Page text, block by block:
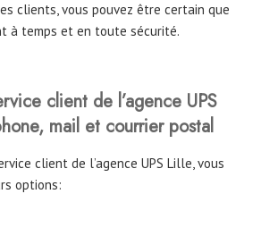
clients, vous pouvez être certain que
à temps et en toute sécurité.
client de l’agence UPS
mail et courrier postal
client de l’agence UPS Lille, vous
options: